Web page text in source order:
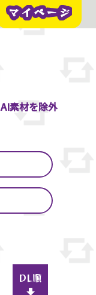
マイページ
マイページ
AI素材を除外
DL順